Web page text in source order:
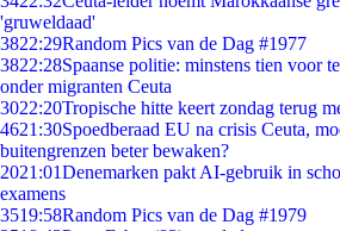
'gruweldaad'
3822:29Random Pics van de Dag #1977
3822:28Spaanse politie: minstens tien voor
onder migranten Ceuta
3022:20Tropische hitte keert zondag terug
4621:30Spoedberaad EU na crisis Ceuta,
buitengrenzen beter bewaken?
2021:01Denemarken pakt AI-gebruik in
examens
3519:58Random Pics van de Dag #1979